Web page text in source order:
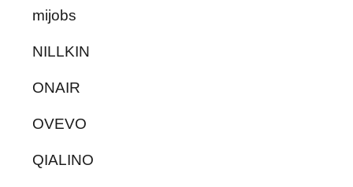
mijobs
NILLKIN
ONAIR
OVEVO
QIALINO